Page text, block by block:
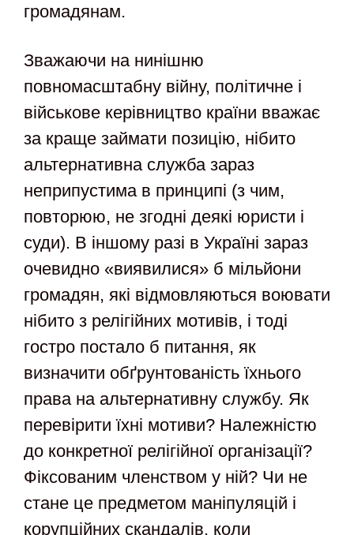
громадянам.
Зважаючи на нинішню
повномасштабну війну, політичне і
військове керівництво країни вважає
за краще займати позицію, нібито
альтернативна служба зараз
неприпустима в принципі (з чим,
повторюю, не згодні деякі юристи і
суди). В іншому разі в Україні зараз
очевидно «виявилися» б мільйони
громадян, які відмовляються воювати
нібито з релігійних мотивів, і тоді
гостро постало б питання, як
визначити обґрунтованість їхнього
права на альтернативну службу. Як
перевірити їхні мотиви? Належністю
до конкретної релігійної організації?
Фіксованим членством у ній? Чи не
стане це предметом маніпуляцій і
корупційних скандалів, коли